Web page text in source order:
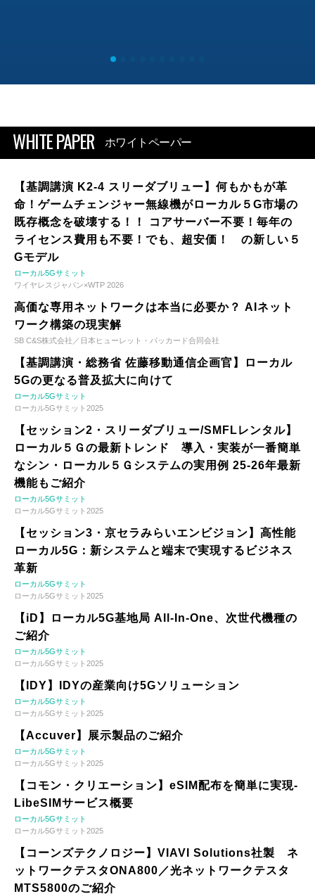
WHITE PAPER ホワイトペーパー
【基調講演 K2-4 スリーダブリュー】何もかもが革
命！ゲームチェンジャー無線機がローカル５G市場の
既存概念を破壊する！！ コアサーバー不要！毎年の
ライセンス費用も不要！でも、超安価！ の新しい５
Gモデル
ローカル5Gサミット
ワイヤレスジャパン×WTP 2026
高価な専用ネットワークは本当に必要か？ AIネット
ワーク構築の現実解
SB C&S株式会社／日本ヒューレット・パッカード合同会社
【基調講演・総務省 佐藤移動通信企画官】ローカル
5Gの更なる普及拡大に向けて
ローカル5Gサミット
ローカル5Gサミット2025
【セッション2・スリーダブリュー/SMFLレンタル】
ローカル５Ｇの最新トレンド 導入・実装が一番簡単
なシン・ローカル５Ｇシステムの実用例 25-26年最新
機能もご紹介
ローカル5Gサミット
ローカル5Gサミット2025
【セッション3・京セラみらいエンビジョン】高性能
ローカル5G：新システムと端末で実現するビジネス
革新
ローカル5Gサミット
ローカル5Gサミット2025
【iD】ローカル5G基地局 All-In-One、次世代機種の
ご紹介
ローカル5Gサミット
ローカル5Gサミット2025
【IDY】IDYの産業向け5Gソリューション
ローカル5Gサミット
ローカル5Gサミット2025
【Accuver】展示製品のご紹介
ローカル5Gサミット
ローカル5Gサミット2025
【コモン・クリエーション】eSIM配布を簡単に実現-
LibeSIMサービス概要
ローカル5Gサミット
ローカル5Gサミット2025
【コーンズテクノロジー】VIAVI Solutions社製 ネ
ットワークテスタONA800／光ネットワークテスタ
MTS5800のご紹介